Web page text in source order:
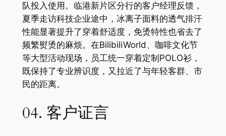
队投入使用。临港新片区分行的客户经理反馈，
夏季走访科技企业途中，冰离子面料的透气排汗
性能显著提升了穿着舒适度，免烫特性也省去了
频繁熨烫的麻烦。在BilibiliWorld、咖啡文化节
等大型活动现场，员工统一穿着定制POLO衫，
既保持了专业辨识度，又拉近了与年轻客群、市
民的距离。
04. 客户证言